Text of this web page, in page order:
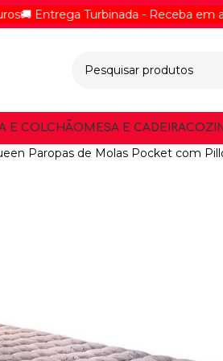
Turbinada - Receba em até
E COLCHÃO MESA E CADEIRA
Paropas de Molas Pocket com